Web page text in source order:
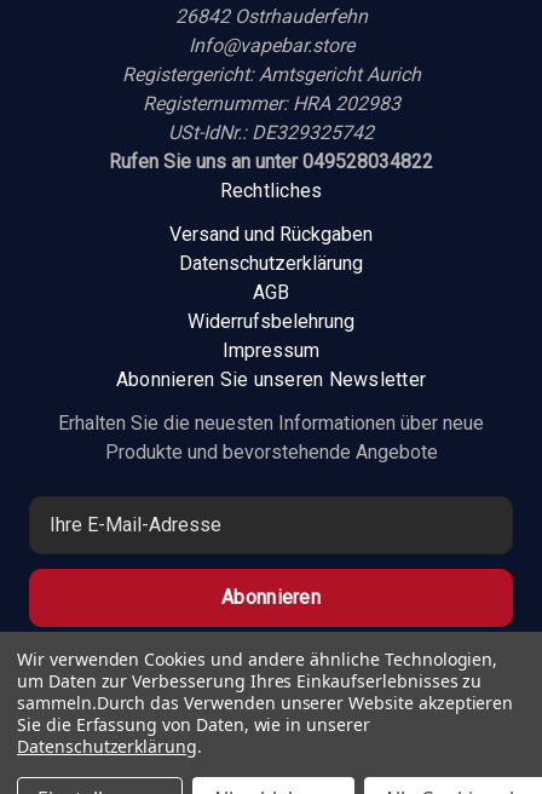
26842 Ostrhauderfehn
Info@vapebar.store
Registergericht: Amtsgericht Aurich
Registernummer: HRA 202983
USt-IdNr.: DE329325742
Rufen Sie uns an unter 049528034822
Rechtliches
Versand und Rückgaben
Datenschutzerklärung
AGB
Widerrufsbelehrung
Impressum
Abonnieren Sie unseren Newsletter
Erhalten Sie die neuesten Informationen über neue
Produkte und bevorstehende Angebote
E
M
i
l
-
A
d
Wir verwenden Cookies und andere ähnliche Technologien,
um Daten zur Verbesserung Ihres Einkaufserlebnisses zu
sammeln.Durch das Verwenden unserer Website akzeptieren
Sie die Erfassung von Daten, wie in unserer
Datenschutzerklärung.